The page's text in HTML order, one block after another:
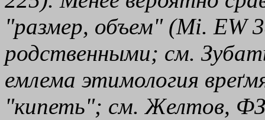
"размер, объем" (Mi. EW
родственными; см.
емлема этимология
"кипеть"; см. Желтов,